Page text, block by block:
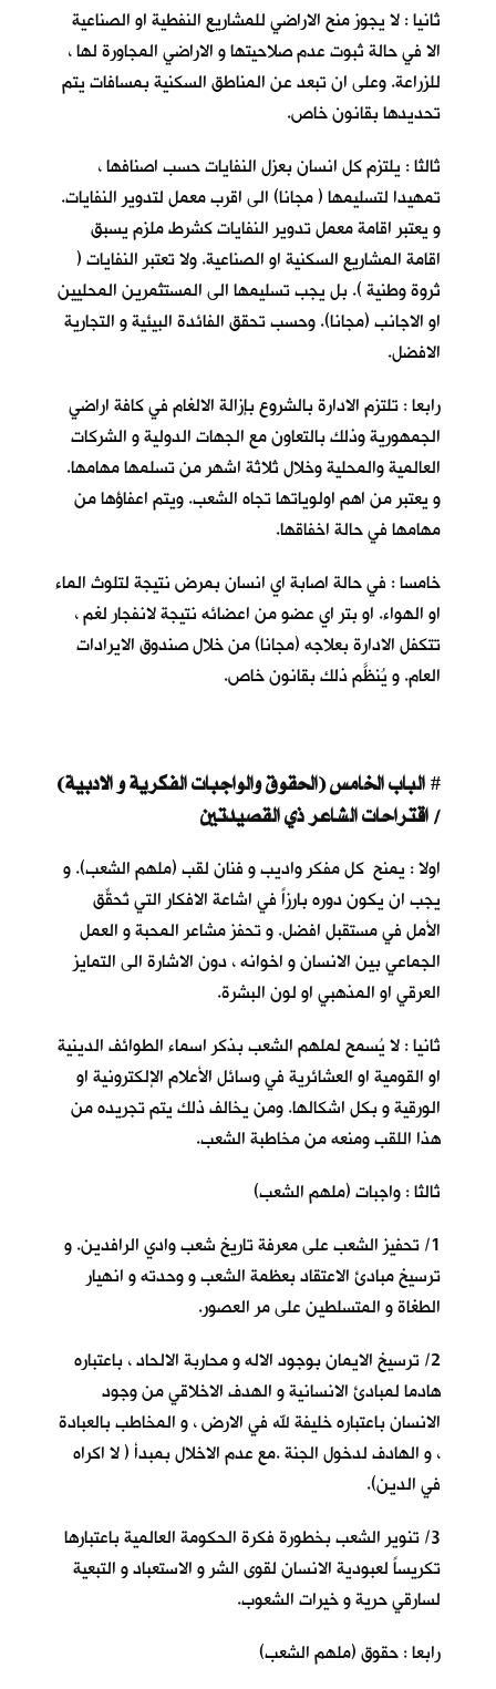
ثانيا : لا يجوز منح الاراضي للمشاريع النفطية او الصناعية
الا في حالة ثبوت عدم صلاحيتها و الاراضي المجاورة لها ،
للزراعة. وعلى ان تبعد عن المناطق السكنية بمسافات يتم
تحديدها بقانون خاص.
ثالثا : يلتزم كل انسان بعزل النفايات حسب اصنافها ،
تمهيدا لتسليمها ( مجانا) الى اقرب معمل لتدوير النفايات.
و يعتبر اقامة معمل تدوير النفايات كشرط ملزم يسبق
اقامة المشاريع السكنية او الصناعية. ولا تعتبر النفايات (
ثروة وطنية ). بل يجب تسليمها الى المستثمرين المحليين
او الاجانب (مجانا). وحسب تحقق الفائدة البيئية و التجارية
الافضل.
رابعا : تلتزم الادارة بالشروع بإزالة الالغام في كافة اراضي
الجمهورية وذلك بالتعاون مع الجهات الدولية و الشركات
العالمية والمحلية وخلال ثلاثة اشهر من تسلمها مهامها.
و يعتبر من اهم اولوياتها تجاه الشعب. ويتم اعفاؤها من
مهامها في حالة اخفاقها.
خامسا : في حالة اصابة اي انسان بمرض نتيجة لتلوث الماء
او الهواء. او بتر اي عضو من اعضائه نتيجة لانفجار لغم ،
تتكفل الادارة بعلاجه (مجانا) من خلال صندوق الايرادات
العام. و يُنظَّم ذلك بقانون خاص.
# الباب الخامس (الحقوق والواجبات الفكرية و الادبية)
/ اقتراحات الشاعر ذي القصيدتين
اولا : يمنح كل مفكر واديب و فنان لقب (ملهم الشعب). و
يجب ان يكون دوره بارزاً في اشاعة الافكار التي تُحقِّق
الأمل في مستقبل افضل. و تحفز مشاعر المحبة و العمل
الجماعي بين الانسان و اخوانه ، دون الاشارة الى التمايز
العرقي او المذهبي او لون البشرة.
ثانيا : لا يُسمح لملهم الشعب بذكر اسماء الطوائف الدينية
او القومية او العشائرية في وسائل الأعلام الإلكترونية او
الورقية و بكل اشكالها. ومن يخالف ذلك يتم تجريده من
هذا اللقب ومنعه من مخاطبة الشعب.
ثالثا : واجبات (ملهم الشعب)
1/ تحفيز الشعب على معرفة تاريخ شعب وادي الرافدين. و
ترسيخ مبادئ الاعتقاد بعظمة الشعب و وحدته و انهيار
الطغاة و المتسلطين على مر العصور.
2/ ترسيخ الايمان بوجود الاله و محاربة الالحاد ، باعتباره
هادما لمبادئ الانسانية و الهدف الاخلاقي من وجود
الانسان باعتباره خليفة لله في الارض ، و المخاطب بالعبادة
، و الهادف لدخول الجنة .مع عدم الاخلال بمبدأ ( لا اكراه
في الدين).
3/ تنوير الشعب بخطورة فكرة الحكومة العالمية باعتبارها
تكريساً لعبودية الانسان لقوى الشر و الاستعباد و التبعية
لسارقي حرية و خيرات الشعوب.
رابعا : حقوق (ملهم الشعب)